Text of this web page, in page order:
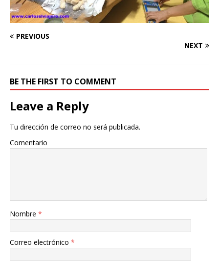
PREVIOUS
NEXT
BE THE FIRST TO COMMENT
Leave a Reply
Tu dirección de correo no será publicada.
Comentario
Nombre *
Correo electrónico *